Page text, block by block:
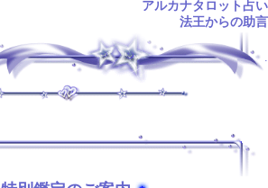
アルカナタロット占い
法王からの助言